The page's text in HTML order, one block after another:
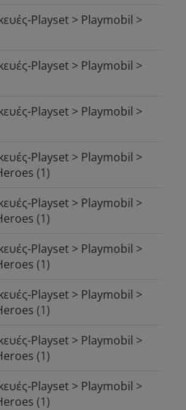
Playset > Playmobil >
Playset > Playmobil >
Playset > Playmobil >
Playset > Playmobil >
(1)
Playset > Playmobil >
(1)
Playset > Playmobil >
(1)
Playset > Playmobil >
(1)
Playset > Playmobil >
(1)
Playset > Playmobil >
(1)